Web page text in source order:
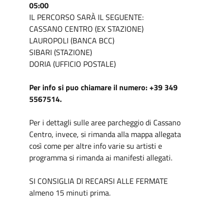
05:00
IL PERCORSO SARÀ IL SEGUENTE:
CASSANO CENTRO (EX STAZIONE)
LAUROPOLI (BANCA BCC)
SIBARI (STAZIONE)
DORIA (UFFICIO POSTALE)
Per info si puo chiamare il numero: +39 349
5567514.
Per i dettagli sulle aree parcheggio di Cassano
Centro, invece, si rimanda alla mappa allegata
così come per altre info varie su artisti e
programma si rimanda ai manifesti allegati.
SI CONSIGLIA DI RECARSI ALLE FERMATE
almeno 15 minuti prima.